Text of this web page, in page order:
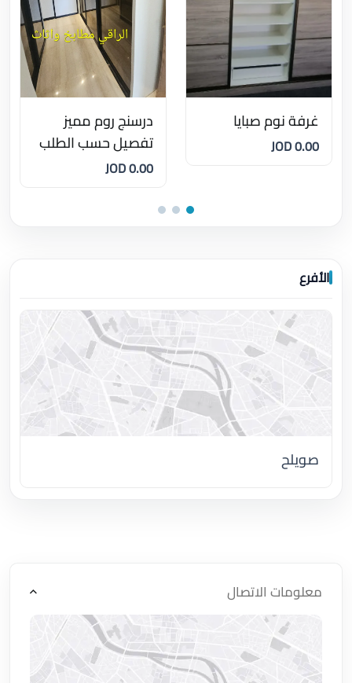
غرفة نوم صبايا
0.00 JOD
درسنج روم مميز
تفصيل حسب الطلب
0.00 JOD
الأفرع
صويلح
معلومات الاتصال